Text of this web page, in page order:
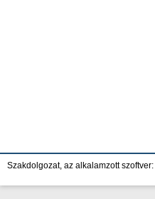
Szakdolgozat, az alkalamzott szoftver: